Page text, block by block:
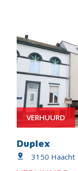
VERHUURD
Duplex
3150 Haacht